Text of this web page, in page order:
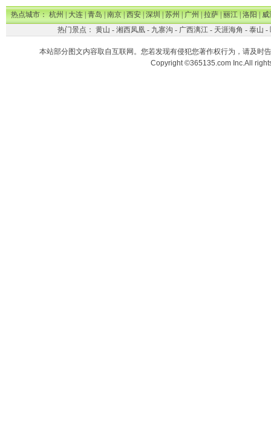
热点城市：杭州|大连|青岛|南京|西安|深圳|苏州|广州|拉萨|丽江|洛阳|威
热门景点： 黄山 - 湘西凤凰- 九寨沟 - 广西漓江- 天涯海角 - 泰山 -
本站部分图文内容取自互联网。您若发现有侵犯您著作权行为，请及时
Copyright ©365135.com Inc.All